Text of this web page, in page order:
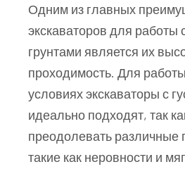
Одним из главных
экскаваторов для работы
грунтами является их
проходимость. Для
условиях экскаваторы с
идеально подходят, так
преодолевать различные
такие как неровности и